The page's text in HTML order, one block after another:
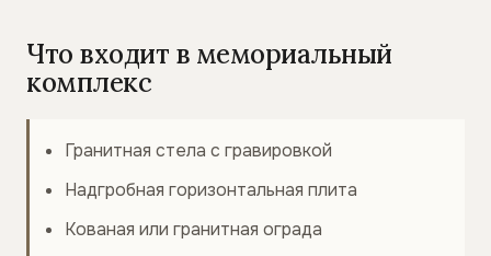
Что входит в мемориальный
комплекс
Гранитная стела с гравировкой
Надгробная горизонтальная плита
Кованая или гранитная ограда